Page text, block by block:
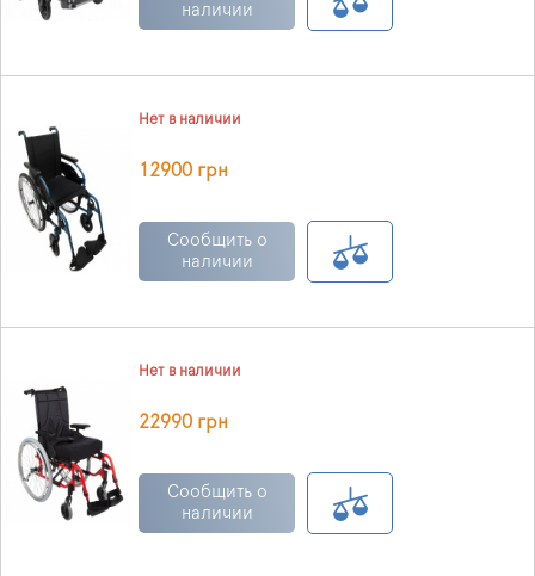
наличии
Нет в наличии
12900 грн
Сообщить о
наличии
Нет в наличии
22990 грн
Сообщить о
наличии